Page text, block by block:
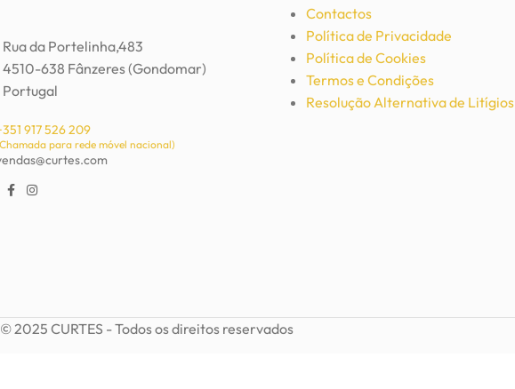
Rua da Portelinha,483
4510-638 Fânzeres (Gondomar)
Portugal
917 526 209
para rede móvel nacional)
Contactos
Política de Privacidade
Política de Cookies
Termos e Condições
Resolução Alternativa de Litígios
© 2025 CURTES - Todos os direitos reservados